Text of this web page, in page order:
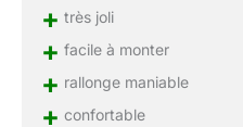
+ très joli
+ facile à monter
+ rallonge maniable
+ confortable